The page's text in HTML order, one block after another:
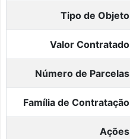
Tipo de Objeto
Valor Contratado
Número de Parcelas
Família de Contratação
Ações